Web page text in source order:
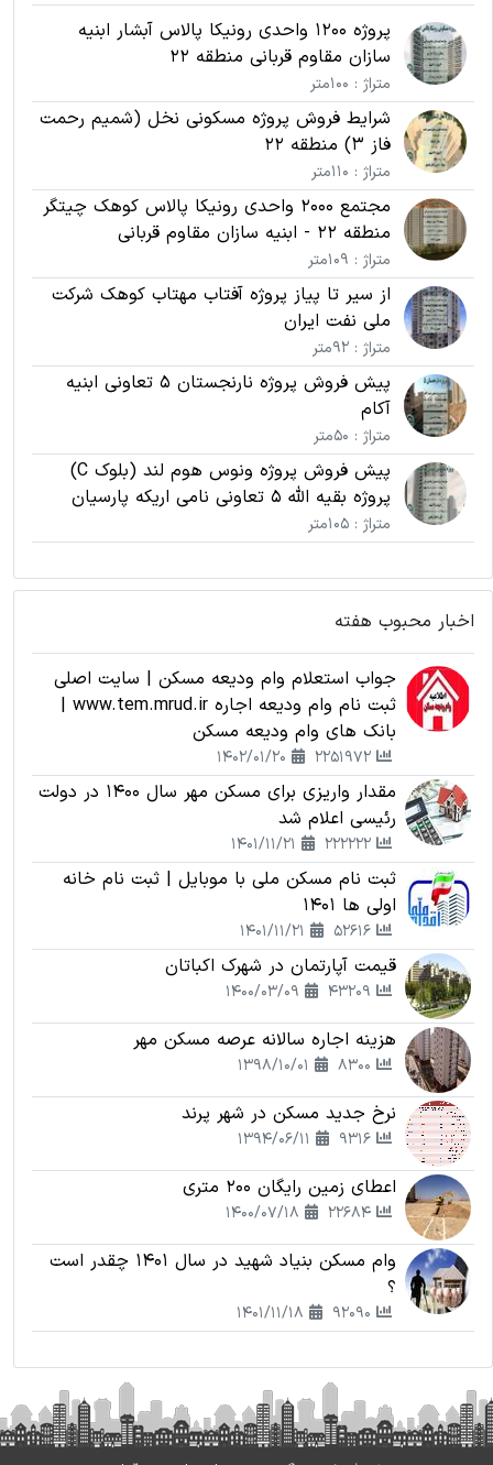
پروژه 1200 واحدی رونیکا پالاس آبشار ابنیه
سازان مقاوم قربانی منطقه 22
متراژ : 100متر
شرایط فروش پروژه مسکونی نخل (شمیم رحمت
فاز 3) منطقه 22
متراژ : 110متر
مجتمع 2000 واحدی رونیکا پالاس کوهک چیتگر
منطقه 22 - ابنیه سازان مقاوم قربانی
متراژ : 109متر
از سیر تا پیاز پروژه آفتاب مهتاب کوهک شرکت
ملی نفت ایران
متراژ : 92متر
پیش فروش پروژه نارنجستان 5 تعاونی ابنیه
آکام
متراژ : 50متر
پیش فروش پروژه ونوس هوم لند (بلوک C)
پروژه بقیه الله 5 تعاونی نامی اریکه پارسیان
متراژ : 105متر
اخبار محبوب هفته
جواب استعلام وام ودیعه مسکن | سایت اصلی
ثبت نام وام ودیعه اجاره www.tem.mrud.ir |
بانک های وام ودیعه مسکن
مقدار واریزی برای مسکن مهر سال 1400 در دولت
رئیسی اعلام شد
ثبت نام مسکن ملی با موبایل | ثبت نام خانه
اولی ها 1401
قیمت آپارتمان در شهرک اکباتان
هزینه اجاره سالانه عرصه مسکن مهر
نرخ جدید مسکن در شهر پرند
اعطای زمین رایگان 200 متری
وام مسکن بنیاد شهید در سال 1401 چقدر است
؟